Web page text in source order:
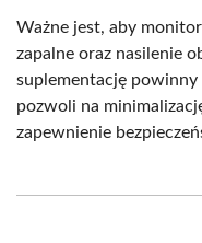
Ważne jest, aby
zapalne oraz nasilenie
suplementację powinny
pozwoli na
zapewnienie